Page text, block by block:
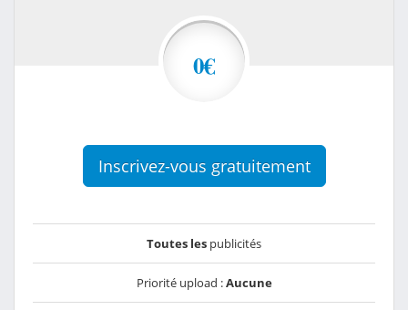
0€
Inscrivez-vous gratuitement
Toutes les publicités
Priorité upload :Aucune